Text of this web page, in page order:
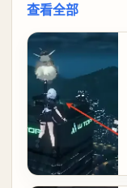
查看全部